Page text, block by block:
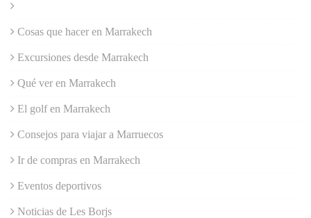
Cosas que hacer en Marrakech
Excursiones desde Marrakech
Qué ver en Marrakech
El golf en Marrakech
Consejos para viajar a Marruecos
Ir de compras en Marrakech
Eventos deportivos
Noticias de Les Borjs